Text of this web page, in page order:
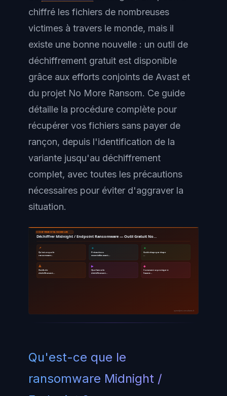
chiffré les fichiers de nombreuses
victimes à travers le monde, mais il
existe une bonne nouvelle : un outil de
déchiffrement gratuit est disponible
grâce aux efforts conjoints de Avast et
du projet No More Ransom. Ce guide
détaille la procédure complète pour
récupérer vos fichiers sans payer de
rançon, depuis l'identification de la
variante jusqu'au déchiffrement
complet, avec toutes les précautions
nécessaires pour éviter d'aggraver la
situation.
DÉCHIFFREMENT RANSOMWARE
Déchiffrer Midnight / Endpoint Ransomware — Outil Gratuit No…
📌
Qu'est-ce que le
ransomware…
🔹
Précautions
essentielles avant…
🔸
Guide étape par étape
🔺
Outils de
déchiffrement…
▶
Que faire si le
déchiffrement…
◆
Comment se protéger à
l'avenir…
ayinedjimi-consultants.fr
Qu'est-ce que le
ransomware Midnight /